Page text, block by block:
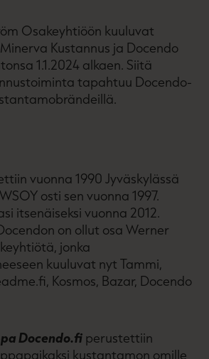
Osakeyhtiöön kuuluvat
Kustannus ja Docendo
1.1.2024 alkaen. Siitä
tapahtuu Docendo-
vuonna 1990 Jyväskylässä
osti sen vuonna 1997.
itsenäiseksi vuonna 2012.
on ollut osa Werner
jonka
kuuluvat nyt Tammi,
Kosmos, Bazar, Docendo
Docendo.fi perustettiin
kustantamon omille